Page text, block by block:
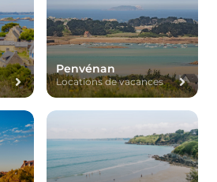
Penvénan
Locations de vacances